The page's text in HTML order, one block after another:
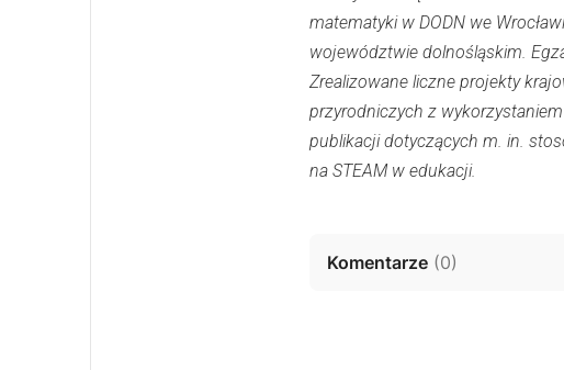
matematyki w DODN we
województwie dolnośląskim.
Zrealizowane liczne projekty
przyrodniczych z
publikacji dotyczących m. in.
na STEAM w edukacji.
Komentarze (0)